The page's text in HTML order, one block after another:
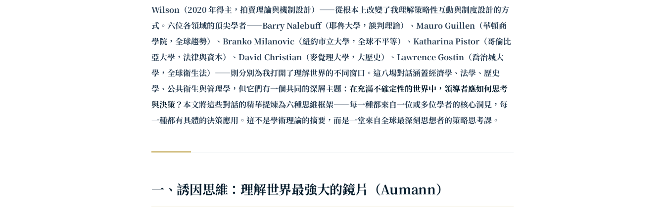
Wilson （2020 年得主，拍賣理論與機制設計）——從根本上改變了我理解策略性互動與制度設計的方
式。六位各領域的頂尖學者——Barry Nalebuff（耶魯大學，談判理論）、Mauro Guillen（華頓商
學院，全球趨勢）、Branko Milanovic（紐約市立大學，全球不平等）、Katharina Pistor（哥倫比
亞大學，法律與資本）、David Christian（麥覺理大學，大歷史）、Lawrence Gostin（喬治城大
學，全球衛生法）——則分別為我打開了理解世界的不同窗口。這八場對話涵蓋經濟學、法學、歷史
學、公共衛生與管理學，但它們有一個共同的深層主題： 在充滿不確定性的世界中，領導者應如何思考
與決策？本文將這些對話的精華提煉為六種思維框架——每一種都來自一位或多位學者的核心洞見，每
一種都有具體的決策應用。這不是學術理論的摘要，而是一堂來自全球最深刻思想者的策略思考課。
一、誘因思維：理解世界最強大的鏡片（Aumann）